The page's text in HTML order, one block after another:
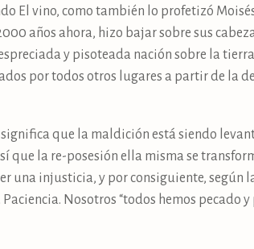
El vino, como también lo profetizó
años ahora, hizo bajar sobre sus
y pisoteada nación sobre la
por todos otros lugares a partir de la
que la maldición está siendo
que la re-posesión ella misma se
una injusticia, y por consiguiente, según
Nosotros “todos hemos pecado